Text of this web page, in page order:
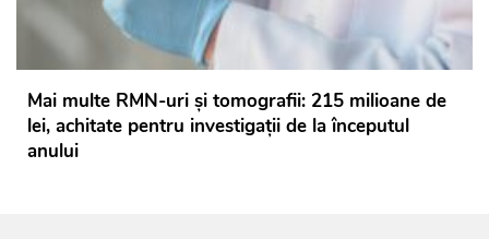
Mai multe RMN-uri și tomografii: 215 milioane de
lei, achitate pentru investigații de la începutul
anului